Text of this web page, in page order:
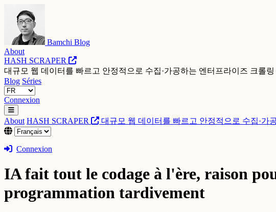
Bamchi Blog
About
HASH SCRAPER
대규모 웹 데이터를 빠르고 안정적으로 수집·가공하는 엔터프라이즈 크롤
Blog Séries
Connexion
About HASH SCRAPER 대규모 웹 데이터를 빠르고 안정적으로 수집·가
Connexion
IA fait tout le codage à l'ère, raison
programmation tardivement